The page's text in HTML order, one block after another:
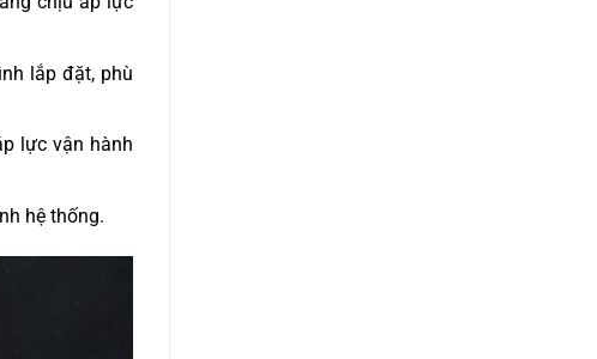
lắp đặt, phù
lực vận hành
hệ thống.